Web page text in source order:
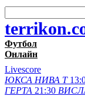
Футбол
Онлайн
Livescore
ЮКСА НИВА Т
ГЕРТА 21:30